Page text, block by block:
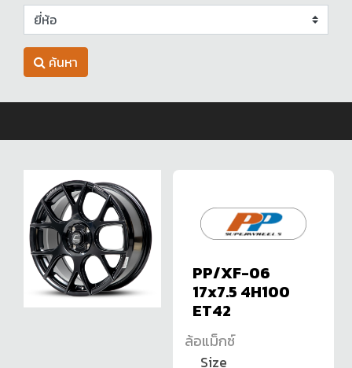
ค้นหา
PP/XF-06
17x7.5 4H100
ET42
ล้อแม็กซ์
Size